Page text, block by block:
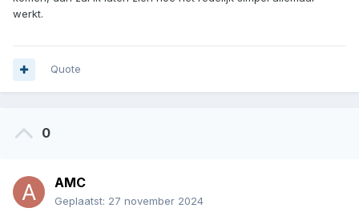
werkt.
Quote
0
AMC
Geplaatst: 27 november 2024